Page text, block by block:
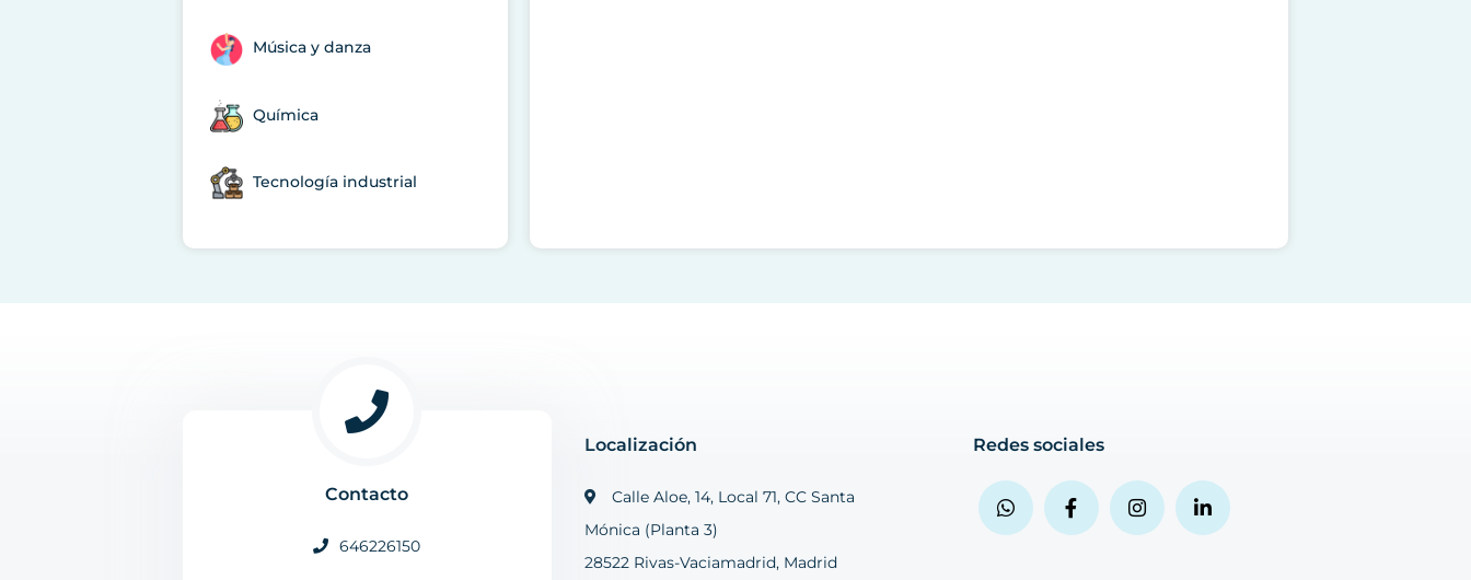
Música y danza
Química
Tecnología industrial
Contacto
646226150
Localización
Calle Aloe, 14, Local 71, CC Santa
Mónica (Planta 3)
28522 Rivas-Vaciamadrid, Madrid
Redes sociales